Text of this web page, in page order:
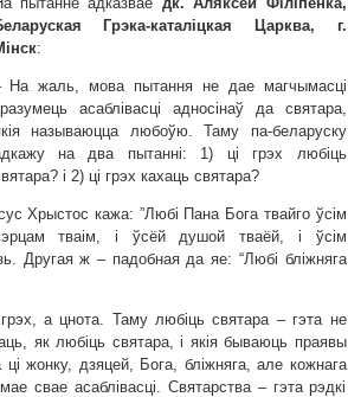
Грэка-каталіцкая Царква, г.
:
На жаль, мова пытання не дае магчымасці
асаблівасці адносінаў да святара,
называюцца любоўю. Таму па-беларуску
на два пытанні: 1) ці грэх любіць
і 2) ці грэх кахаць святара?
Хрыстос кажа: ”Любі Пана Бога твайго ўсім
тваім, і ўсёй душой тваёй, і ўсім
Другая ж – падобная да яе: “Любі бліжняга
а цнота. Таму любіць святара – гэта не
як любіць святара, і якія бываюць праявы
жонку, дзяцей, Бога, бліжняга, але кожнага
свае асаблівасці. Святарства – гэта рэдкі